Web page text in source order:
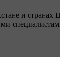
и странах